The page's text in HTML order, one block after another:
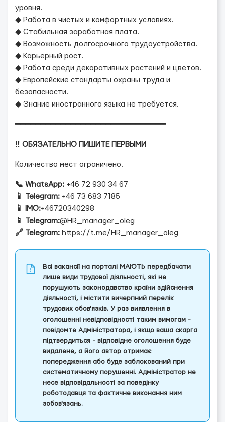
уровня.
◆ Работа в чистых и комфортных условиях.
◆ Стабильная заработная плата.
◆ Возможность долгосрочного трудоустройства.
◆ Карьерный рост.
◆ Работа среди декоративных растений и цветов.
◆ Европейские стандарты охраны труда и
безопасности.
◆ Знание иностранного языка не требуется.
━━━━━━━━━━━━━━━━━━━━━━━━━━━━━━
‼️ ОБЯЗАТЕЛЬНО ПИШИТЕ ПЕРВЫМИ
Количество мест ограничено.
📞 WhatsApp: +46 72 930 34 67
📱 Telegram: +46 73 683 7185
📱 IMO:+46720340298
📱 Telegram:@HR_manager_oleg
🔗 Telegram: https://t.me/HR_manager_oleg
Всі вакансії на порталі МАЮТЬ передбачати
лише види трудової діяльності, які не
порушують законодавство країни здійснення
діяльності, і містити вичерпний перелік
трудових обов'язків. У раз виявлення в
оголошенні невідповідності таким вимогам -
повідомте Адміністратора, і якщо ваша скарга
підтвердиться - відповідне оголошення буде
видалене, а його автор отримає
попередження або буде заблокований при
систематичному порушенні. Адміністратор не
несе відповідальності за поведінку
роботодавця та фактичне виконання ним
зобов'язань.